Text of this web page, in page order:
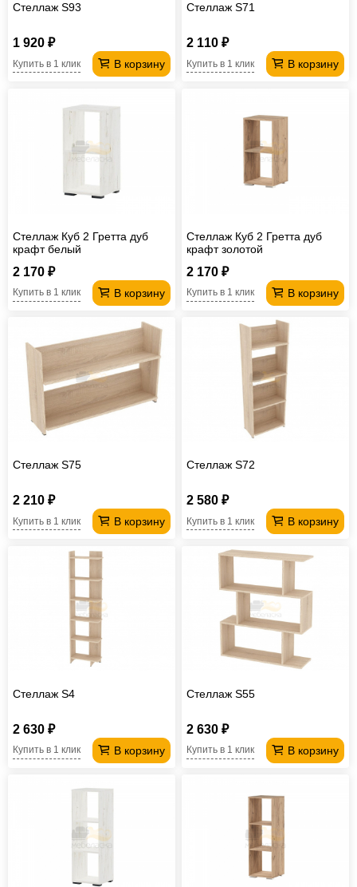
Стеллаж S93
1 920 ₽
В корзину
Купить в 1 клик
Стеллаж S71
2 110 ₽
В корзину
Купить в 1 клик
Стеллаж Куб 2 Гретта дуб
крафт белый
2 170 ₽
В корзину
Купить в 1 клик
Стеллаж Куб 2 Гретта дуб
крафт золотой
2 170 ₽
В корзину
Купить в 1 клик
Стеллаж S75
2 210 ₽
В корзину
Купить в 1 клик
Стеллаж S72
2 580 ₽
В корзину
Купить в 1 клик
Стеллаж S4
2 630 ₽
В корзину
Купить в 1 клик
Стеллаж S55
2 630 ₽
В корзину
Купить в 1 клик